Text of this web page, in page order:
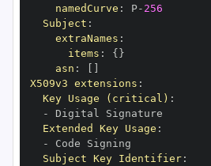
namedCurve : P- 256
Subject :
extraNames :
items : { }
asn :
X509v3 extensions :
Key Usage (critical) :
-
Extended Key Usage :
-
Subject Key Identifier: